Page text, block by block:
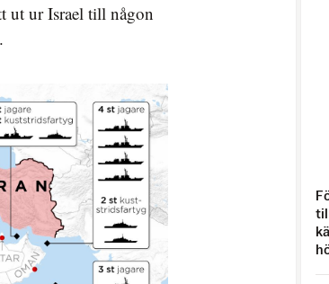
ut ur Israel till någon